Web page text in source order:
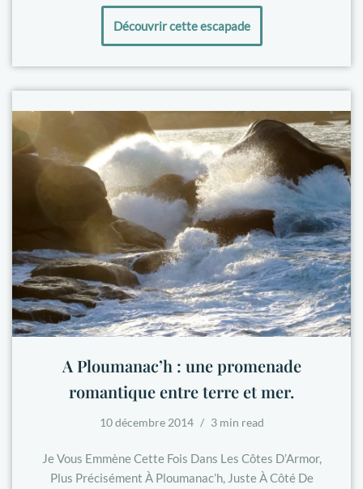
Découvrir cette escapade
A Ploumanac’h : une promenade
romantique entre terre et mer.
10 décembre 2014 3 min read
Je Vous Emmène Cette Fois Dans Les Côtes D’Armor,
Plus Précisément À Ploumanac’h, Juste À Côté De